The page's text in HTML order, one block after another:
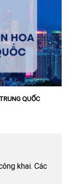
QUỐC
khai. Các